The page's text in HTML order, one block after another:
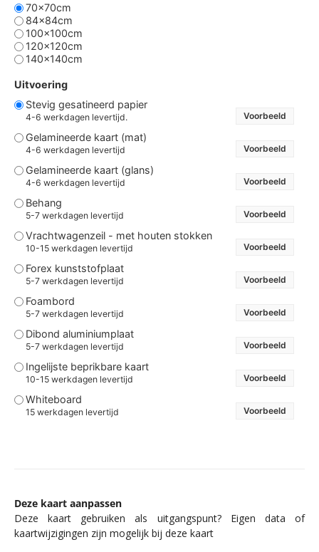
70x70cm
84x84cm
100x100cm
120x120cm
140x140cm
Uitvoering
Stevig gesatineerd papier
4-6 werkdagen levertijd. Voorbeeld
Gelamineerde kaart (mat)
4-6 werkdagen levertijd Voorbeeld
Gelamineerde kaart (glans)
4-6 werkdagen levertijd Voorbeeld
Behang
5-7 werkdagen levertijd Voorbeeld
Vrachtwagenzeil - met houten stokken
10-15 werkdagen levertijd Voorbeeld
Forex kunststofplaat
5-7 werkdagen levertijd Voorbeeld
Foambord
5-7 werkdagen levertijd Voorbeeld
Dibond aluminiumplaat
5-7 werkdagen levertijd Voorbeeld
Ingelijste beprikbare kaart
10-15 werkdagen levertijd Voorbeeld
Whiteboard
15 werkdagen levertijd Voorbeeld
Deze kaart aanpassen
Deze kaart gebruiken als uitgangspunt? Eigen data of
kaartwijzigingen zijn mogelijk bij deze kaart